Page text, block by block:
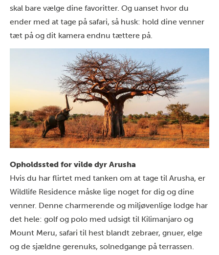
skal bare vælge dine favoritter. Og uanset hvor du
ender med at tage på safari, så husk: hold dine venner
tæt på og dit kamera endnu tættere på.
Opholdssted for vilde dyr Arusha
Hvis du har flirtet med tanken om at tage til Arusha, er
Wildlife Residence måske lige noget for dig og dine
venner. Denne charmerende og miljøvenlige lodge har
det hele: golf og polo med udsigt til Kilimanjaro og
Mount Meru, safari til hest blandt zebraer, gnuer, elge
og de sjældne gerenuks, solnedgange på terrassen.